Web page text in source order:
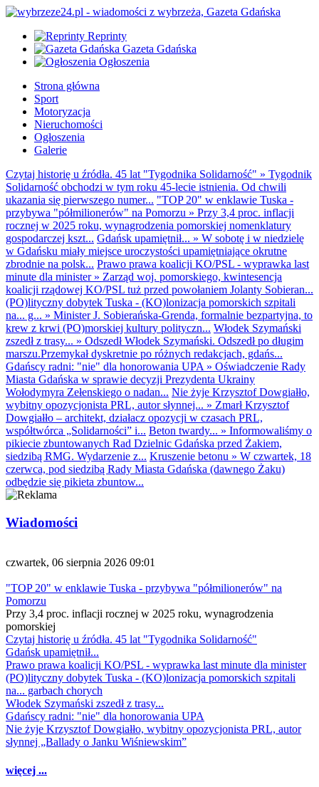
Reprinty
Gazeta Gdańska
Ogłoszenia
Strona główna
Sport
Motoryzacja
Nieruchomości
Ogłoszenia
Galerie
Czytaj historię u źródła. 45 lat "Tygodnika Solidarność" » Tygodnik
Solidarność obchodzi w tym roku 45-lecie istnienia. Od chwili
ukazania się pierwszego numer... "TOP 20" w enklawie Tuska -
przybywa "półmilionerów" na Pomorzu » Przy 3,4 proc. inflacji
rocznej w 2025 roku, wynagrodzenia pomorskiej nomenklatury
gospodarczej kszt... Gdańsk upamiętnił... » W sobotę i w niedzielę
w Gdańsku miały miejsce uroczystości upamiętniające okrutne
zbrodnie na polsk... Prawo prawa koalicji KO/PSL - wyprawka last
minute dla minister» Zarząd woj. pomorskiego, kwintesencja
koalicji rządowej KO/PSL tuż przed powołaniem Jolanty Sobieran...
(PO)lityczny dobytek Tuska - (KO)lonizacja pomorskich szpitali
na... g... » Minister J. Sobierańska-Grenda, formalnie bezpartyjna, to
krew z krwi (PO)morskiej kultury polityczn... Włodek Szymański
zszedł z trasy... » Odszedł Włodek Szymański. Odszedł po długim
marszu.Przemykał dyskretnie po różnych redakcjach, gdańs...
Gdańscy radni: "nie" dla honorowania UPA » Oświadczenie Rady
Miasta Gdańska w sprawie decyzji Prezydenta Ukrainy
Wołodymyra Zełenskiego o nadan... Nie żyje Krzysztof Dowgiałło,
wybitny opozycjonista PRL, autor słynnej... » Zmarł Krzysztof
Dowgiałło – architekt, działacz opozycji w czasach PRL,
współtwórca „Solidarności” i... Beton twardy... » Informowaliśmy o
pikiecie zbuntowanych Rad Dzielnic Gdańska przed Żakiem,
siedzibą RMG. Wydarzenie z... Kruszenie betonu » W czwartek, 18
czerwca, pod siedzibą Rady Miasta Gdańska (dawnego Żaku)
odbędzie się pikieta zbuntow...
Wiadomości
czwartek, 06 sierpnia 2026 09:01
"TOP 20" w enklawie Tuska - przybywa "półmilionerów" na
Pomorzu
Przy 3,4 proc. inflacji rocznej w 2025 roku, wynagrodzenia
pomorskiej
Czytaj historię u źródła. 45 lat "Tygodnika Solidarność"
Gdańsk upamiętnił...
Prawo prawa koalicji KO/PSL - wyprawka last minute dla minister
(PO)lityczny dobytek Tuska - (KO)lonizacja pomorskich szpitali
na... garbach chorych
Włodek Szymański zszedł z trasy...
Gdańscy radni: "nie" dla honorowania UPA
Nie żyje Krzysztof Dowgiałło, wybitny opozycjonista PRL, autor
słynnej „Ballady o Janku Wiśniewskim”
więcej ...